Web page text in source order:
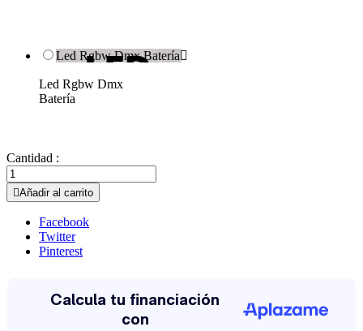
Led Rgbw Dmx Batería
Led Rgbw Dmx
Batería
Cantidad :
Añadir al carrito
Facebook
Twitter
Pinterest